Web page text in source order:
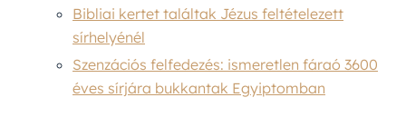
Bibliai kertet találtak Jézus feltételezett
sírhelyénél
Szenzációs felfedezés: ismeretlen fáraó 3600
éves sírjára bukkantak Egyiptomban